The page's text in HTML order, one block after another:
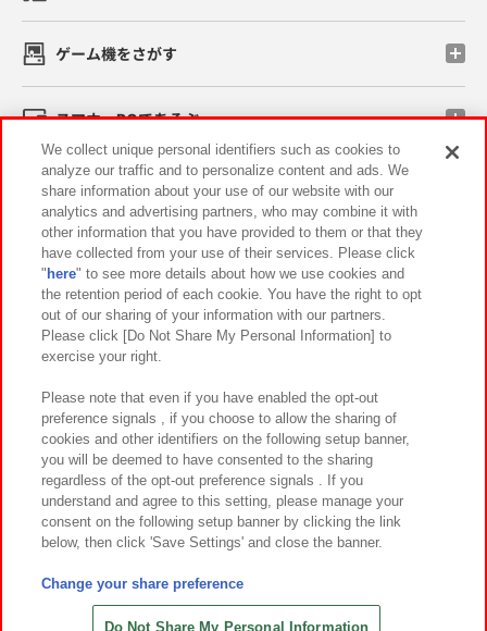
ゲーム機をさがす
スマホ・PCであそぶ
イベント・キャンペーン
関連会社 サステナビリティ サイトポリシー
プライバシーポリシー ウェブアクセシビリティ方針と検証結果
お取引先さまとともに
カスタマーハラスメント対応方針 よくあるご質問・お問い合わせ
©Bandai Namco Amusement Inc.
©Bandai Namco Amusement Lab Inc.
©HANAYASHIKI Co., Ltd. All Rights Reserved.
We collect unique personal identifiers such as cookies to
analyze our traffic and to personalize content and ads. We
share information about your use of our website with our
analytics and advertising partners, who may combine it with
other information that you have provided to them or that they
have collected from your use of their services. Please click
" here" to see more details about how we use cookies and
the retention period of each cookie. You have the right to opt
out of our sharing of your information with our partners.
Please click [Do Not Share My Personal Information] to
exercise your right.
Please note that even if you have enabled the opt-out
preference signals , if you choose to allow the sharing of
cookies and other identifiers on the following setup banner,
you will be deemed to have consented to the sharing
regardless of the opt-out preference signals . If you
understand and agree to this setting, please manage your
consent on the following setup banner by clicking the link
below, then click 'Save Settings' and close the banner.
Change your share preference
Do Not Share My Personal Information